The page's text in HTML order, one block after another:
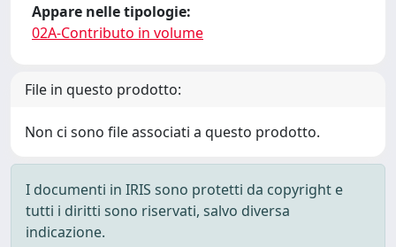
Appare nelle tipologie:
02A-Contributo in volume
File in questo prodotto:
Non ci sono file associati a questo prodotto.
I documenti in IRIS sono protetti da copyright e
tutti i diritti sono riservati, salvo diversa
indicazione.